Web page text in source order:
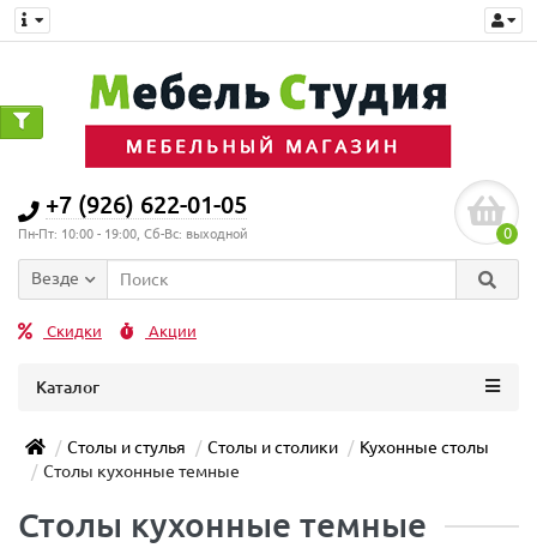
+7 (926) 622-01-05
Пн-Пт: 10:00 - 19:00, Сб-Вс: выходной 0
Везде
Скидки Акции
Каталог
Столы и стулья Столы и столики
Кухонные столы
Столы кухонные темные
Столы кухонные темные